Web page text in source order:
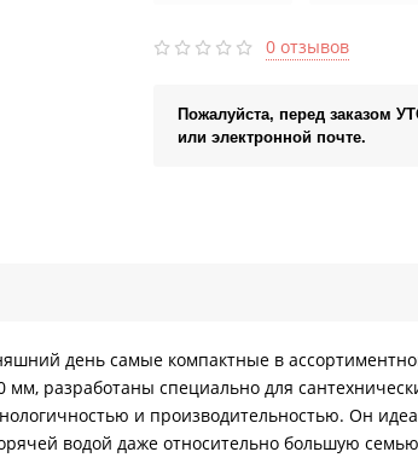
0 отзывов
Пожалуйста, перед заказом
или электронной почте.
день самые компактные в
разработаны специально для
и производительностью. Он
водой даже относительно большую